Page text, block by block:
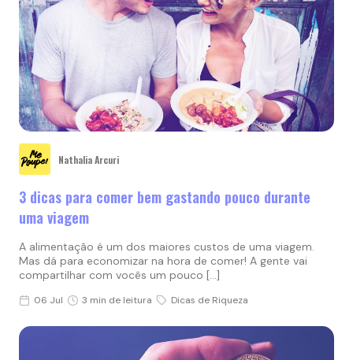
Nathalia Arcuri
3 dicas para comer bem gastando pouco durante
uma viagem
A alimentação é um dos maiores custos de uma viagem.
Mas dá para economizar na hora de comer! A gente vai
compartilhar com vocês um pouco […]
06 Jul 3 min de leitura Dicas de Riqueza